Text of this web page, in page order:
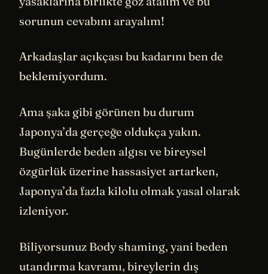
sorunun cevabını arayalım!
Arkadaşlar açıkçası bu kadarını ben de
beklemiyordum.
Ama şaka gibi görünen bu durum
Japonya’da gerçeğe oldukça yakın.
Bugünlerde beden algısı ve bireysel
özgürlük üzerine hassasiyet artarken,
Japonya’da fazla kilolu olmak yasal olarak
izleniyor.
Biliyorsunuz Body shaming, yani beden
utandırma kavramı, bireylerin dış